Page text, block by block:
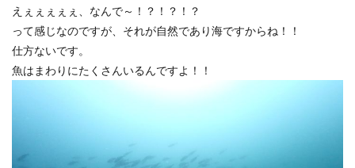
えぇぇぇぇぇ、なんで～！？！？！？
って感じなのですが、それが自然であり海ですからね！！
仕方ないです。
魚はまわりにたくさんいるんですよ！！